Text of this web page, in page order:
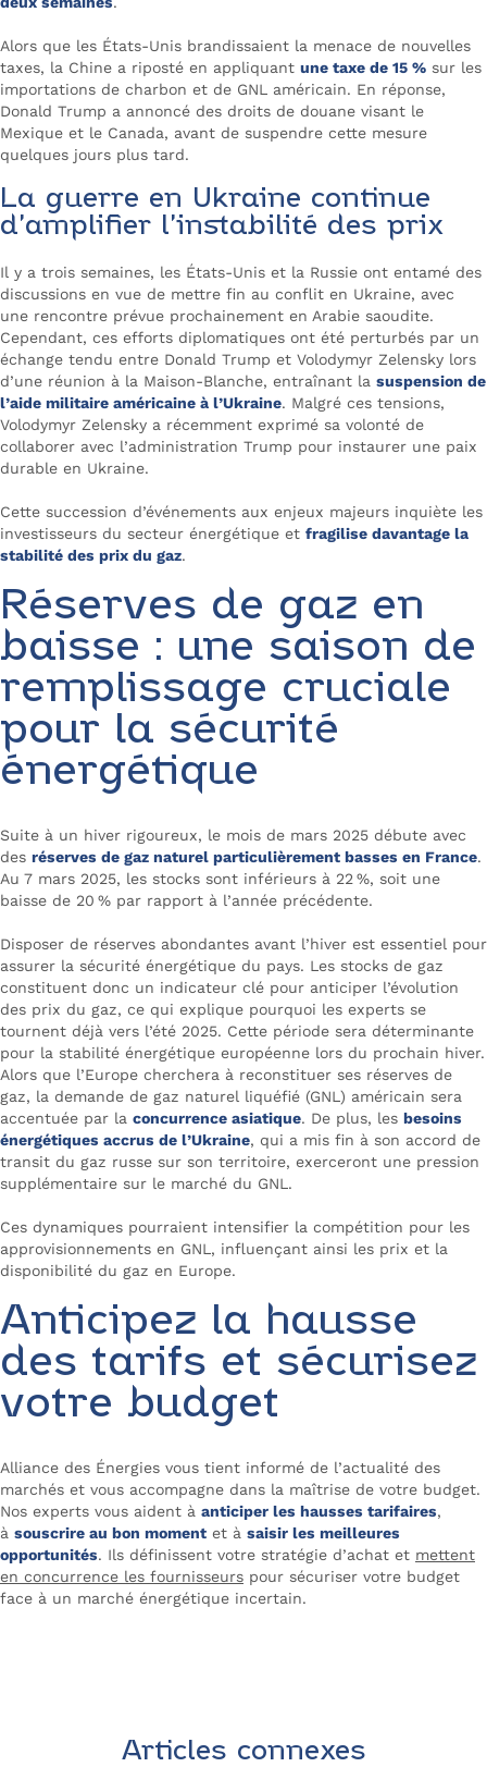
Alors que les États-Unis brandissaient la menace de nouvelles
taxes, la Chine a riposté en appliquant une taxe de 15 % sur les
importations de charbon et de GNL américain. En réponse,
Donald Trump a annoncé des droits de douane visant le
Mexique et le Canada, avant de suspendre cette mesure
quelques jours plus tard.
La guerre en Ukraine continue
d’amplifier l’instabilité des prix
Il y a trois semaines, les États-Unis et la Russie ont entamé des
discussions en vue de mettre fin au conflit en Ukraine, avec
une rencontre prévue prochainement en Arabie saoudite.
Cependant, ces efforts diplomatiques ont été perturbés par un
échange tendu entre Donald Trump et Volodymyr Zelensky lors
d’une réunion à la Maison-Blanche, entraînant la suspension de
l’aide militaire américaine à l’Ukraine. Malgré ces tensions,
Volodymyr Zelensky a récemment exprimé sa volonté de
collaborer avec l’administration Trump pour instaurer une paix
durable en Ukraine.
Cette succession d’événements aux enjeux majeurs inquiète les
investisseurs du secteur énergétique et fragilise davantage la
stabilité des prix du gaz.
Réserves de gaz en
baisse : une saison de
remplissage cruciale
pour la sécurité
énergétique
Suite à un hiver rigoureux, le mois de mars 2025 débute avec
des réserves de gaz naturel particulièrement basses en France.
Au 7 mars 2025, les stocks sont inférieurs à 22 %, soit une
baisse de 20 % par rapport à l’année précédente.
Disposer de réserves abondantes avant l’hiver est essentiel pour
assurer la sécurité énergétique du pays. Les stocks de gaz
constituent donc un indicateur clé pour anticiper l’évolution
des prix du gaz, ce qui explique pourquoi les experts se
tournent déjà vers l’été 2025. Cette période sera déterminante
pour la stabilité énergétique européenne lors du prochain hiver.
Alors que l’Europe cherchera à reconstituer ses réserves de
gaz, la demande de gaz naturel liquéfié (GNL) américain sera
accentuée par la concurrence asiatique. De plus, les besoins
énergétiques accrus de l’Ukraine, qui a mis fin à son accord de
transit du gaz russe sur son territoire, exerceront une pression
supplémentaire sur le marché du GNL.
Ces dynamiques pourraient intensifier la compétition pour les
approvisionnements en GNL, influençant ainsi les prix et la
disponibilité du gaz en Europe.
Anticipez la hausse
des tarifs et sécurisez
votre budget
Alliance des Énergies vous tient informé de l’actualité des
marchés et vous accompagne dans la maîtrise de votre budget.
Nos experts vous aident à anticiper les hausses tarifaires,
à souscrire au bon moment et à saisir les meilleures
opportunités. Ils définissent votre stratégie d’achat et mettent
en concurrence les fournisseurs pour sécuriser votre budget
face à un marché énergétique incertain.
Articles connexes